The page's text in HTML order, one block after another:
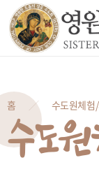
홈 수도원체험
수도